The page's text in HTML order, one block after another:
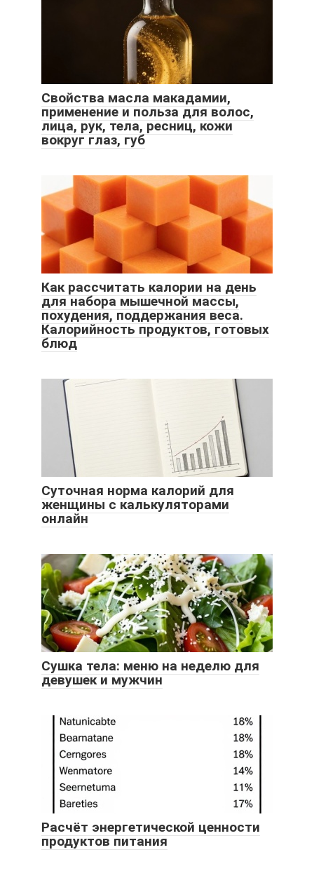
Свойства масла макадамии,
применение и польза для волос,
лица, рук, тела, ресниц, кожи
вокруг глаз, губ
Как рассчитать калории на день
для набора мышечной массы,
похудения, поддержания веса.
Калорийность продуктов, готовых
блюд
Суточная норма калорий для
женщины с калькуляторами
онлайн
Сушка тела: меню на неделю для
девушек и мужчин
Расчёт энергетической ценности
продуктов питания